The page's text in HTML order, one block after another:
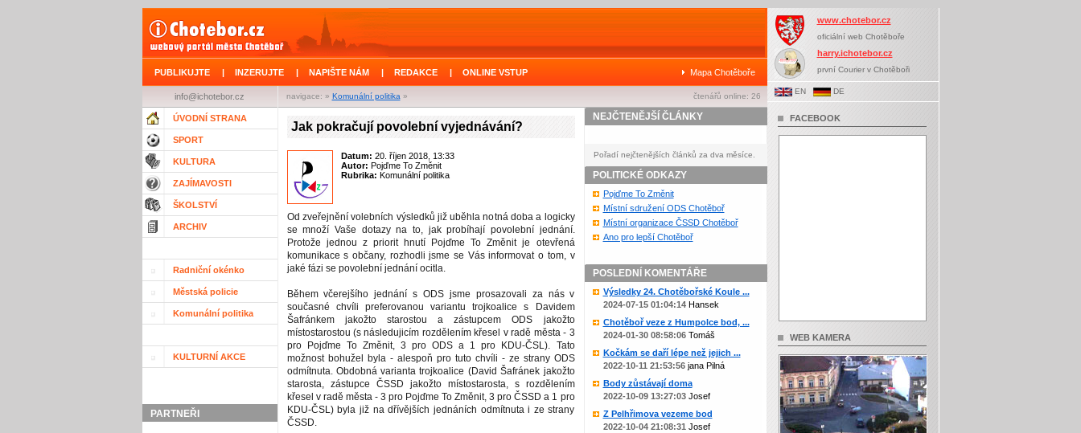
PUBLIKUJTE | INZERUJTE | NAPIŠTE NÁM | REDAKCE | ONLINE VSTUP Mapa Chotěboře
navigace: » Komunální politika » čtenářů online: 26
info@ichotebor.cz
ÚVODNÍ STRANA
SPORT
KULTURA
ZAJÍMAVOSTI
ŠKOLSTVÍ
ARCHIV
Radniční okénko
Městská policie
Komunální politika
KULTURNÍ AKCE
PARTNEŘI
Jak pokračují povolební vyjednávání?
Datum: 20. říjen 2018, 13:33
Autor: Pojďme To Změnit
Rubrika: Komunální politika
Od zveřejnění volebních výsledků již uběhla notná doba a logicky
se množí Vaše dotazy na to, jak probíhají povolební jednání.
Protože jednou z priorit hnutí Pojďme To Změnit je otevřená
komunikace s občany, rozhodli jsme se Vás informovat o tom, v
jaké fázi se povolební jednání ocitla.
Během včerejšího jednání s ODS jsme prosazovali za nás v
současné chvíli preferovanou variantu trojkoalice s Davidem
Šafránkem jakožto starostou a zástupcem ODS jakožto
místostarostou (s následujicím rozdělením křesel v radě města - 3
pro Pojďme To Změnit, 3 pro ODS a 1 pro KDU-ČSL). Tato
možnost bohužel byla - alespoň pro tuto chvíli - ze strany ODS
odmítnuta. Obdobná varianta trojkoalice (David Šafránek jakožto
starosta, zástupce ČSSD jakožto místostarosta, s rozdělením
křesel v radě města - 3 pro Pojďme To Změnit, 3 pro ČSSD a 1 pro
KDU-ČSL) byla již na dřívějších jednáních odmítnuta i ze strany
ČSSD.
NEJČTENĚJŠÍ ČLÁNKY
Pořadí nejčtenějších článků za dva měsíce.
POLITICKÉ ODKAZY
Pojďme To Změnit
Místní sdružení ODS Chotěboř
Místní organizace ČSSD Chotěboř
Ano pro lepší Chotěboř
POSLEDNÍ KOMENTÁŘE
Výsledky 24. Chotěbořské Koule ...
2024-07-15 01:04:14Hansek
Chotěboř veze z Humpolce bod, ...
2024-01-30 08:58:06Tomáš
Kočkám se daří lépe než jejich ...
2022-10-11 21:53:56jana Pilná
Body zůstávají doma
2022-10-09 13:27:03Josef
Z Pelhřimova vezeme bod
2022-10-04 21:08:31 Josef
www.chotebor.cz
oficiální web Chotěboře
harry.ichotebor.cz
první Courier v Chotěboři
EN DE
FACEBOOK
WEB KAMERA